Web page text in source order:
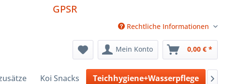
GPSR
Rechtliche Informationen
Mein Konto 0,00 € *
Koi Snacks Teichhygiene+Wasserpflege Pool +
